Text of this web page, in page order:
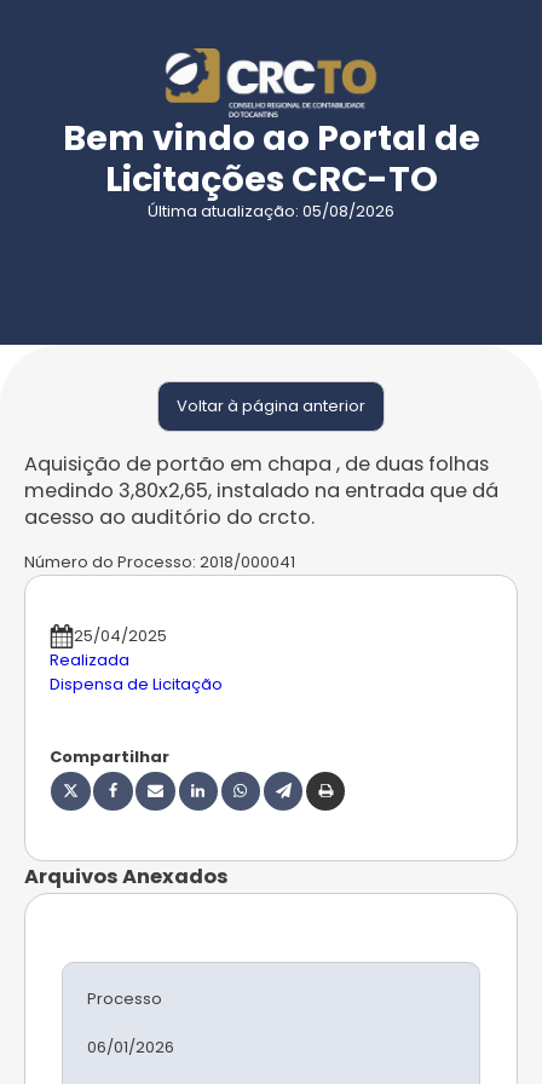
Bem vindo ao Portal de
Licitações CRC-TO
Última atualização: 05/08/2026
Voltar à página anterior
Aquisição de portão em chapa , de duas folhas
medindo 3,80x2,65, instalado na entrada que dá
acesso ao auditório do crcto.
Número do Processo: 2018/000041
25/04/2025
Realizada
Dispensa de Licitação
Compartilhar
Arquivos Anexados
Processo
06/01/2026